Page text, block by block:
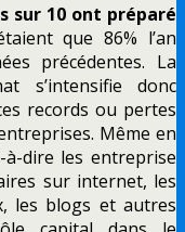
sur 10 ont préparé
que 86% l’an
précédentes. La
s’intensifie donc
records ou pertes
Même en
à-dire les entreprise
sur internet, les
les blogs et autres